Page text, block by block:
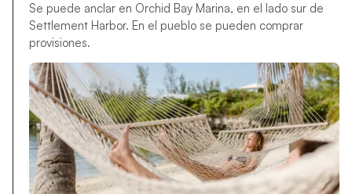
Se puede anclar en Orchid Bay Marina, en el lado sur de
Settlement Harbor. En el pueblo se pueden comprar
provisiones.